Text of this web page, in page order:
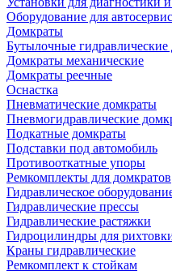
Оборудование для
Домкраты
Бутылочные
Домкраты механические
Домкраты реечные
Оснастка
Пневматические домкраты
Пневмогидравлические
Подкатные домкраты
Подставки под автомобиль
Противооткатные упоры
Ремкомплекты для домкратов
Гидравлическое
Гидравлические прессы
Гидравлические растяжки
Гидроцилиндры для
Краны гидравлические
Ремкомплект к стойкам